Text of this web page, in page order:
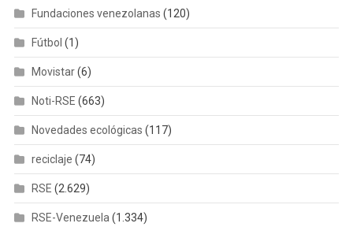
Fundaciones venezolanas (120)
Fútbol (1)
Movistar(6)
Noti-RSE (663)
Novedades ecológicas (117)
reciclaje (74)
RSE (2.629)
RSE-Venezuela (1.334)